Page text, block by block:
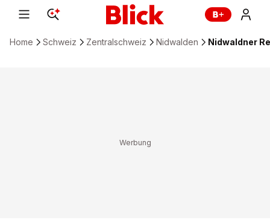
Home Schweiz Zentralschweiz Nidwalden Nidwaldner